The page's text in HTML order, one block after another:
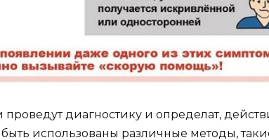
проведут диагностику и определат,
быть использованы различные методы,